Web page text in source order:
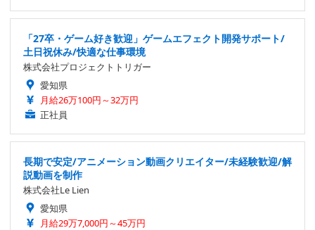
「27卒・ゲーム好き歓迎」ゲームエフェクト開発サポート/
土日祝休み/快適な仕事環境
株式会社プロジェクトトリガー
愛知県
月給26万100円～32万円
正社員
長期で安定/アニメーション動画クリエイター/未経験歓迎/解
説動画を制作
株式会社Le Lien
愛知県
月給29万7,000円～45万円